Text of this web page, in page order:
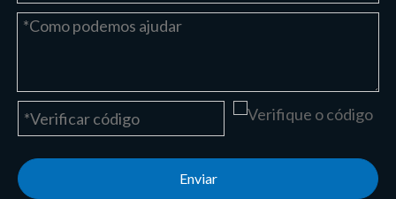
Enviar